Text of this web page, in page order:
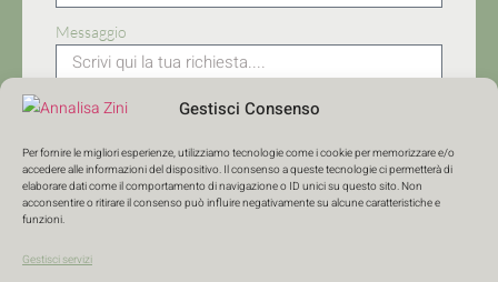
Gestisci Consenso
Per fornire le migliori esperienze, utilizziamo tecnologie come i cookie per memorizzare e/o
accedere alle informazioni del dispositivo. Il consenso a queste tecnologie ci permetterà di
elaborare dati come il comportamento di navigazione o ID unici su questo sito. Non
acconsentire o ritirare il consenso può influire negativamente su alcune caratteristiche e
funzioni.
Gestisci servizi
Messaggio
Acconsento alla privacy